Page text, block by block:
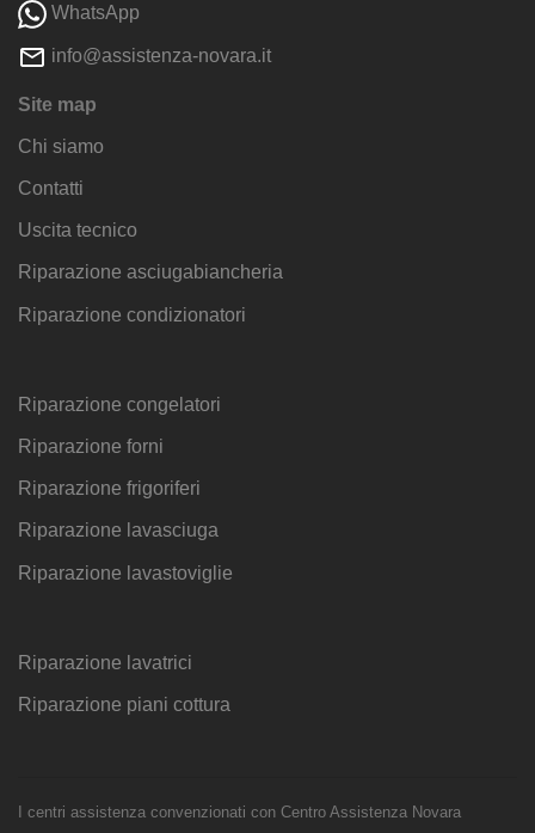
WhatsApp
info@assistenza-novara.it
Site map
Chi siamo
Contatti
Uscita tecnico
Riparazione asciugabiancheria
Riparazione condizionatori
Riparazione congelatori
Riparazione forni
Riparazione frigoriferi
Riparazione lavasciuga
Riparazione lavastoviglie
Riparazione lavatrici
Riparazione piani cottura
I centri assistenza convenzionati con Centro Assistenza Novara